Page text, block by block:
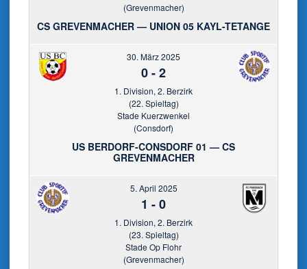
(Grevenmacher)
CS GREVENMACHER — UNION 05 KAYL-TETANGE
30. März 2025
0-2
1. Division, 2. Berzirk
(22. Spieltag)
Stade Kuerzwenkel
(Consdorf)
US BERDORF-CONSDORF 01 — CS
GREVENMACHER
5. April 2025
1 -0
1. Division, 2. Berzirk
(23. Spieltag)
Stade Op Flohr
(Grevenmacher)